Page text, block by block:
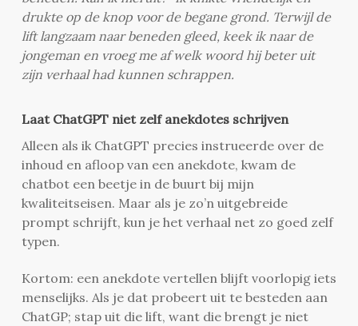
drukte op de knop voor de begane grond. Terwijl de
lift langzaam naar beneden gleed, keek ik naar de
jongeman en vroeg me af welk woord hij beter uit
zijn verhaal had kunnen schrappen.
Laat ChatGPT niet zelf anekdotes schrijven
Alleen als ik ChatGPT precies instrueerde over de
inhoud en afloop van een anekdote, kwam de
chatbot een beetje in de buurt bij mijn
kwaliteitseisen. Maar als je zo’n uitgebreide
prompt schrijft, kun je het verhaal net zo goed zelf
typen.
Kortom: een anekdote vertellen blijft voorlopig iets
menselijks. Als je dat probeert uit te besteden aan
ChatGP; stap uit die lift, want die brengt je niet